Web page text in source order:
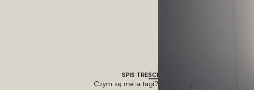
SPIS TREŚCI
Czym są meta tagi?